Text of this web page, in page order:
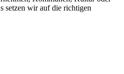
setzen wir auf die richtigen